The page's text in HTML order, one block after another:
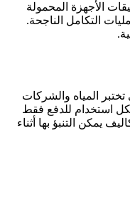
الأجهزة المحمولة
التكامل الناجحة.
المياه والشركات
استخدام للدفع فقط
يمكن التنبؤ بها أثناء